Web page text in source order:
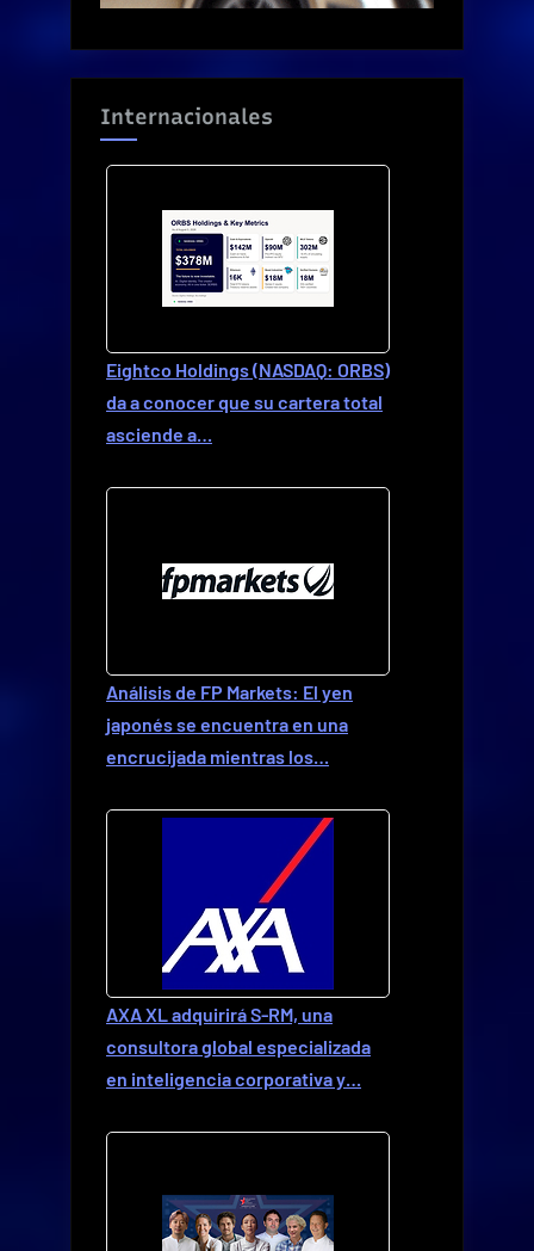
Internacionales
Eightco Holdings (NASDAQ: ORBS)
da a conocer que su cartera total
asciende a…
Análisis de FP Markets: El yen
japonés se encuentra en una
encrucijada mientras los…
AXA XL adquirirá S-RM, una
consultora global especializada
en inteligencia corporativa y…